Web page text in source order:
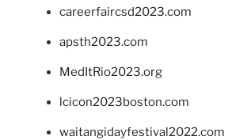
careerfaircsd2023.com
apsth2023.com
MedItRio2023.org
lcicon2023boston.com
waitangidayfestival2022.com